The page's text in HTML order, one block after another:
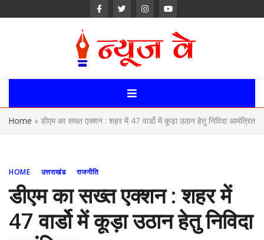
News Way:
Uttarakhand,
Delhi News
Portal
Home » डीएम का सख्त एक्शन : शहर में 47 वार्डो में कूड़ा उठान हेतु निविदा आमंत्रित
HOME उत्तराखंड राजनीति
डीएम का सख्त एक्शन : शहर में
47 वार्डो में कूड़ा उठान हेतु निविदा